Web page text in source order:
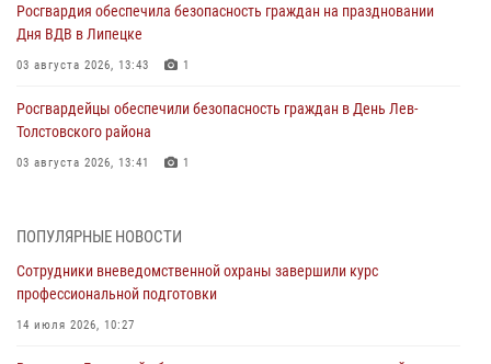
Росгвардия обеспечила безопасность граждан на праздновании
Дня ВДВ в Липецке
03 августа 2026, 13:43 1
Росгвардейцы обеспечили безопасность граждан в День Лев-
Толстовского района
03 августа 2026, 13:41 1
(видео)
Росгвардия обеспечила охрану порядка во время проведения
фестивалей в Липецке
ПОПУЛЯРНЫЕ НОВОСТИ
Сотрудники вневедомственной охраны завершили курс
профессиональной подготовки
14 июля 2026, 10:27